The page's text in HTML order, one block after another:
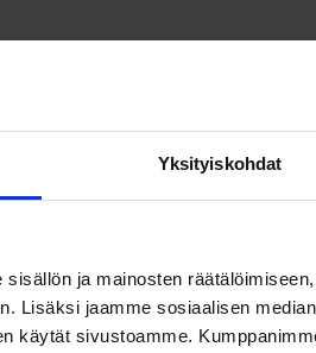
Yksityiskohdat
ja mainosten
Lisäksi jaamme sosiaalisen
käytät sivustoamme.